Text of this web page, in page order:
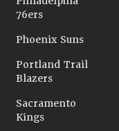
76ers
Phoenix Suns
Portland Trail
Blazers
Sacramento
Kings